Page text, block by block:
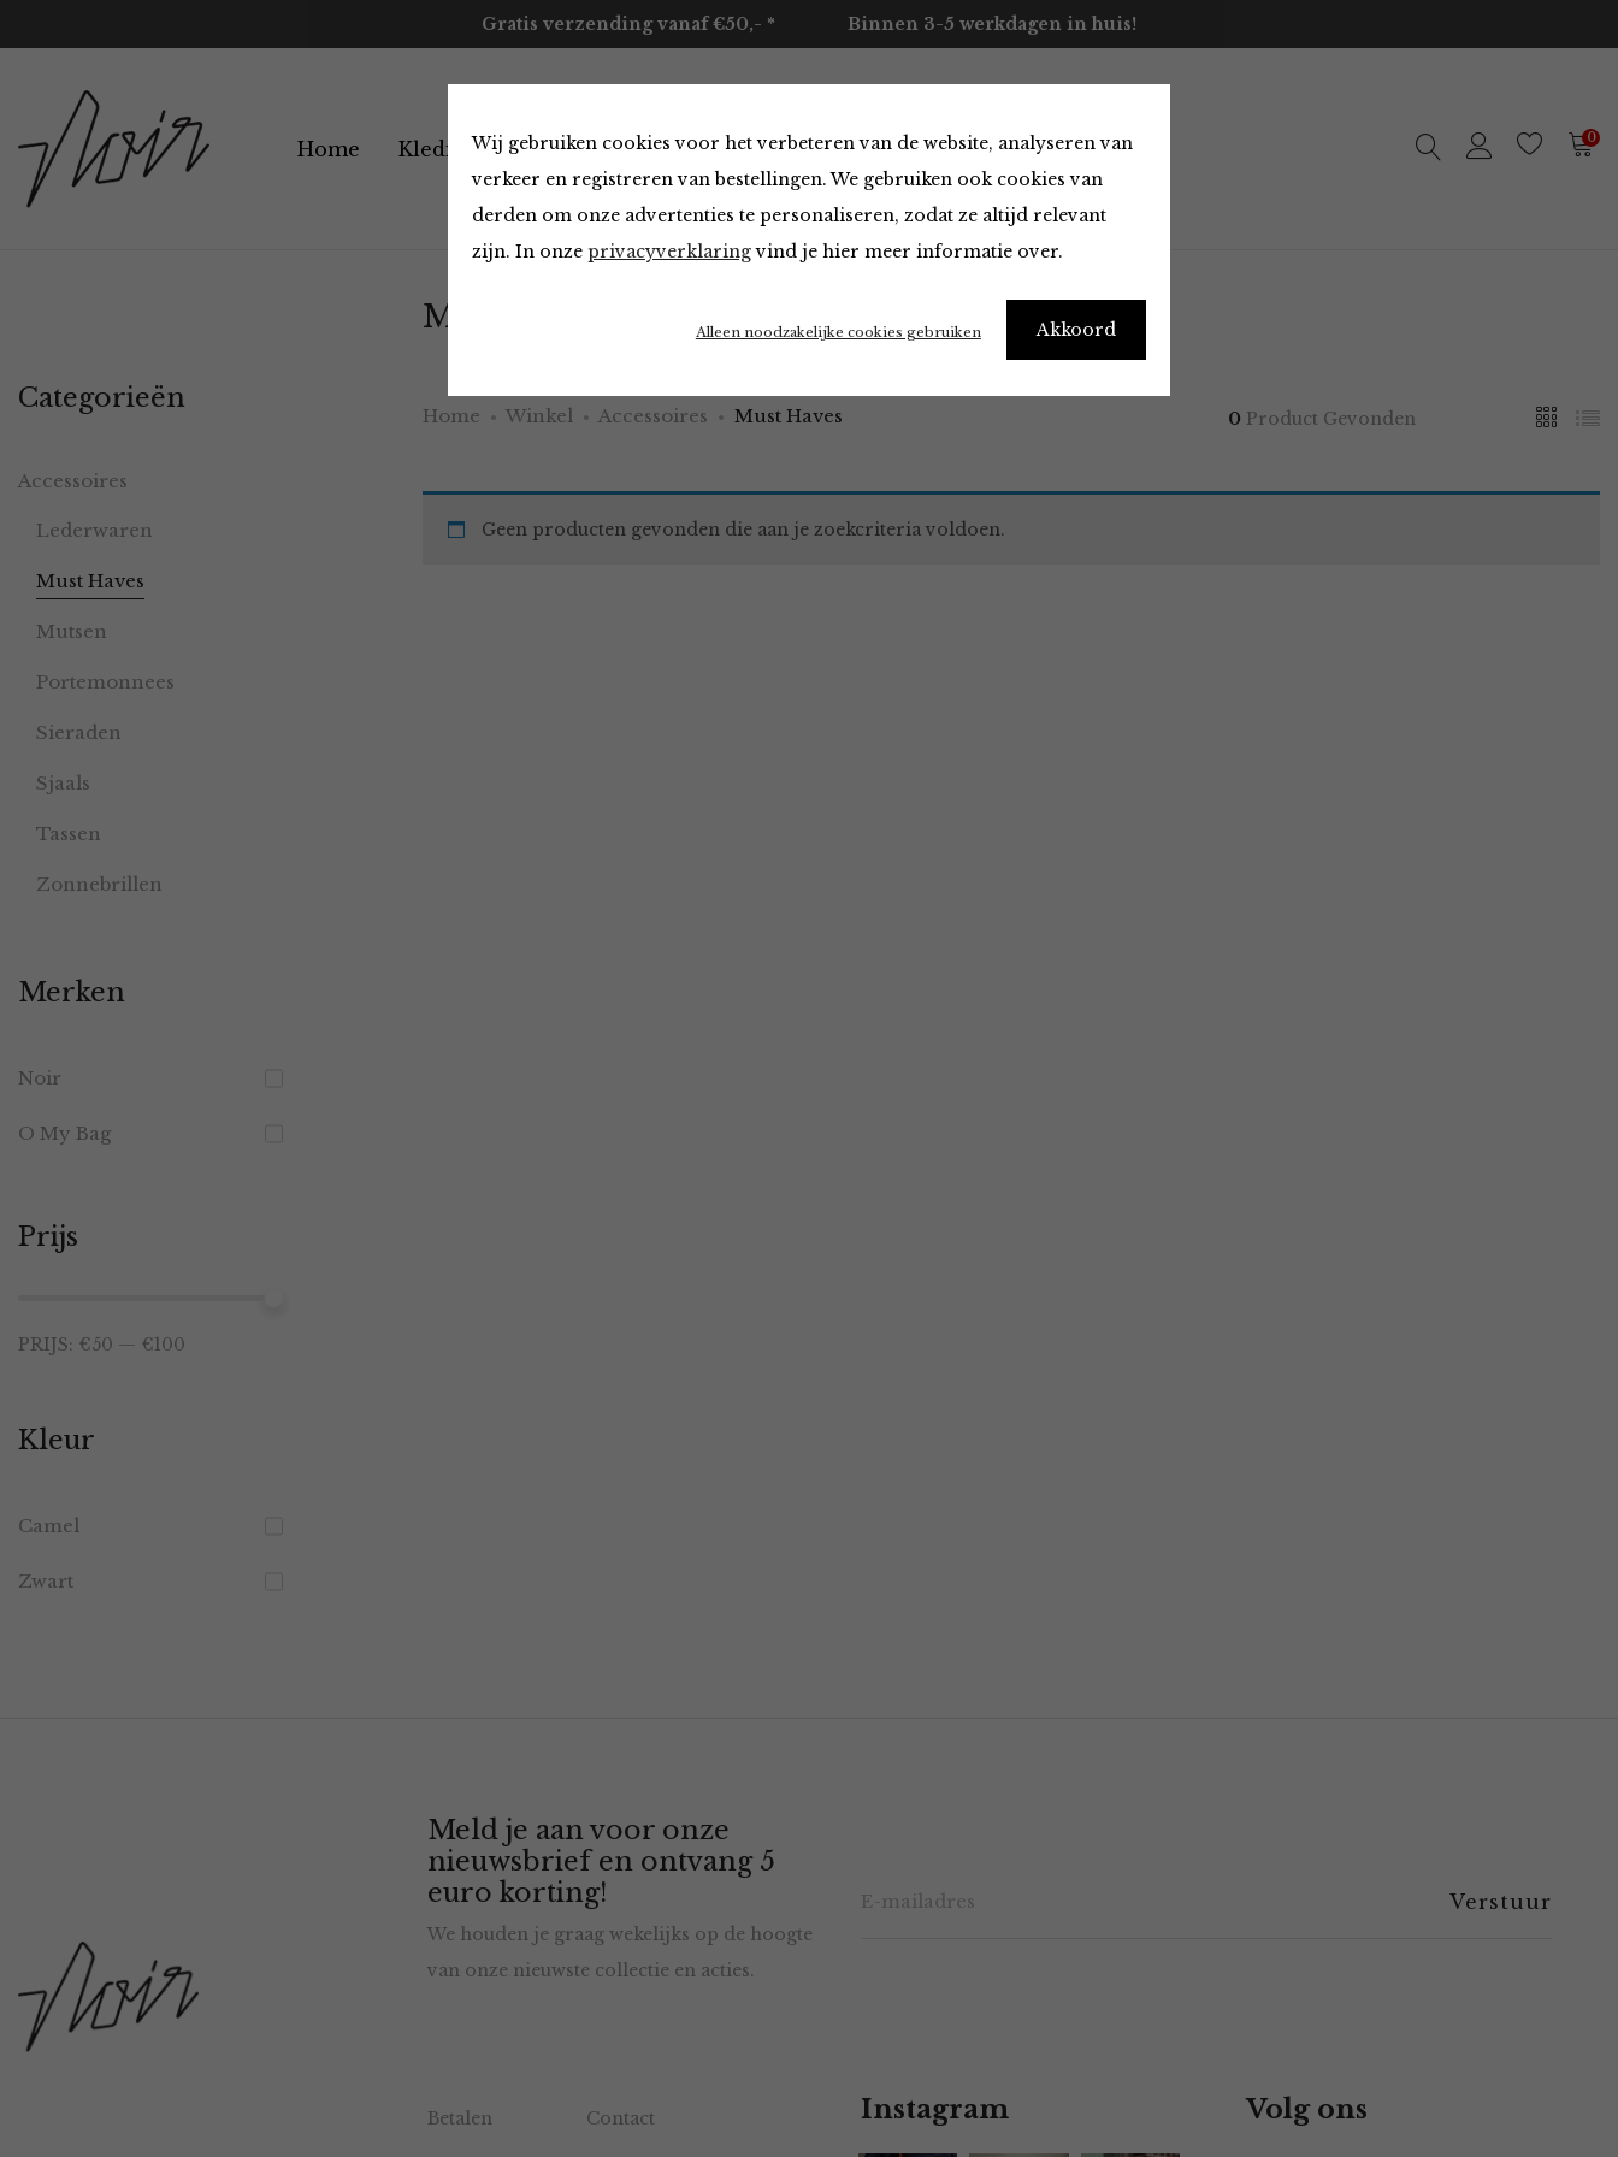
Wij gebruiken cookies voor het verbeteren van de website, analyseren van
verkeer en registreren van bestellingen. We gebruiken ook cookies van
derden om onze advertenties te personaliseren, zodat ze altijd relevant
zijn. In onze privacyverklaringvind je hier meer informatie over.
Akkoord
Alleen noodzakelijke cookies gebruiken
Gratis verzending vanaf €50,- * Binnen 3-5 werkdagen in huis!
Home Kleding Accessoires Merken Over ons Contact 0
Must Haves
Home Winkel Accessoires Must Haves 0 Product Gevonden
Geen producten gevonden die aan je zoekcriteria voldoen.
Categorieën
Accessoires
Lederwaren
Must Haves
Mutsen
Portemonnees
Sieraden
Sjaals
Tassen
Zonnebrillen
Merken
Noir
O My Bag
Prijs
PRIJS: €50 — €100
Kleur
Camel
Zwart
Meld je aan voor onze
nieuwsbrief en ontvang 5
euro korting!
We houden je graag wekelijks op de hoogte
van onze nieuwste collectie en acties.
Betalen Contact Instagram Volg ons